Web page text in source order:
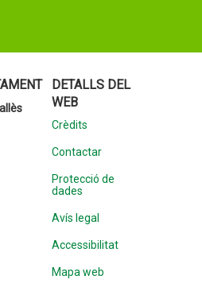
DETALLS DEL
WEB
Crèdits
Contactar
Protecció de
dades
Avís legal
Accessibilitat
Mapa web